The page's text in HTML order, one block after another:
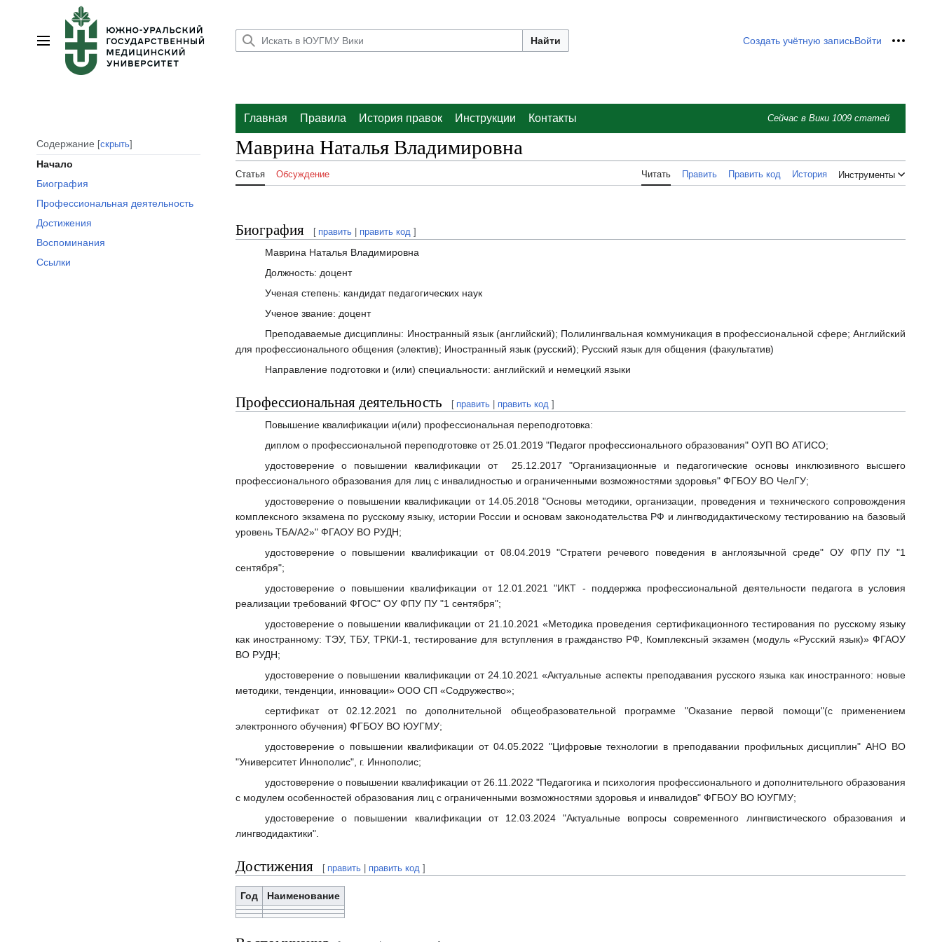
Главное меню
Найти Создать учётную записьВойти
Содержание скрыть
Начало
Биография
Профессиональная деятельность
Достижения
Воспоминания
Ссылки
Главная Правила История правок Инструкции Контакты Сейчас в Вики 1009 статей
Маврина Наталья Владимировна
Статья Обсуждение Читать Править Править код История Инструменты
Биография [ править править код ]
Маврина Наталья Владимировна
Должность: доцент
Ученая степень: кандидат педагогических наук
Ученое звание: доцент
Преподаваемые дисциплины: Иностранный язык (английский); Полилингвальная коммуникация в профессиональной сфере; Английский
для профессионального общения (электив); Иностранный язык (русский); Русский язык для общения (факультатив)
Направление подготовки и (или) специальности: английский и немецкий языки
Профессиональная деятельность [ править править код ]
Повышение квалификации и(или) профессиональная переподготовка:
диплом о профессиональной переподготовке от 25.01.2019 "Педагог профессионального образования" ОУП ВО АТИСО;
удостоверение о повышении квалификации от 25.12.2017 "Организационные и педагогические основы инклюзивного высшего
профессионального образования для лиц с инвалидностью и ограниченными возможностями здоровья" ФГБОУ ВО ЧелГУ;
удостоверение о повышении квалификации от 14.05.2018 "Основы методики, организации, проведения и технического сопровождения
комплексного экзамена по русскому языку, истории России и основам законодательства РФ и лингводидактическому тестированию на базовый
уровень ТБА/А2»" ФГАОУ ВО РУДН;
удостоверение о повышении квалификации от 08.04.2019 "Стратеги речевого поведения в англоязычной среде" ОУ ФПУ ПУ "1
сентября";
удостоверение о повышении квалификации от 12.01.2021 "ИКТ - поддержка профессиональной деятельности педагога в условия
реализации требований ФГОС" ОУ ФПУ ПУ "1 сентября";
удостоверение о повышении квалификации от 21.10.2021 «Методика проведения сертификационного тестирования по русскому языку
как иностранному: ТЭУ, ТБУ, ТРКИ-1, тестирование для вступления в гражданство РФ, Комплексный экзамен (модуль «Русский язык)» ФГАОУ
ВО РУДН;
удостоверение о повышении квалификации от 24.10.2021 «Актуальные аспекты преподавания русского языка как иностранного: новые
методики, тенденции, инновации» ООО СП «Содружество»;
сертификат от 02.12.2021 по дополнительной общеобразовательной программе "Оказание первой помощи"(с применением
электронного обучения) ФГБОУ ВО ЮУГМУ;
удостоверение о повышении квалификации от 04.05.2022 "Цифровые технологии в преподавании профильных дисциплин" АНО ВО
"Университет Иннополис", г. Иннополис;
удостоверение о повышении квалификации от 26.11.2022 "Педагогика и психология профессионального и дополнительного образования
с модулем особенностей образования лиц с ограниченными возможностями здоровья и инвалидов" ФГБОУ ВО ЮУГМУ;
удостоверение о повышении квалификации от 12.03.2024 "Актуальные вопросы современного лингвистического образования и
лингводидактики".
Достижения [ править править код ]
Год Наименование